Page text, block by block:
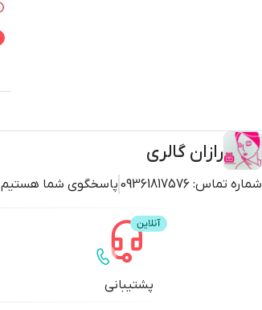
رازان گالری
شماره تماس: 09361817576 پاسخگوی شما هستیم
پشتیبانی